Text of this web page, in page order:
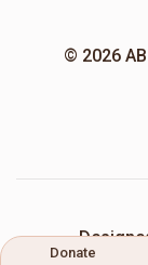
© 2026
Donate